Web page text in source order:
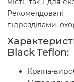
місті, так і для
підрозділами,
Black Teflon:
Країна-